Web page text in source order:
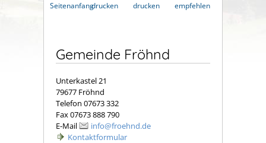
Seitenanfangdrucken
drucken
empfehlen
Gemeinde Fröhnd
Unterkastel 21
79677 Fröhnd
Telefon 07673 332
Fax 07673 888 790
E-Mail
info@froehnd.de
Kontaktformular